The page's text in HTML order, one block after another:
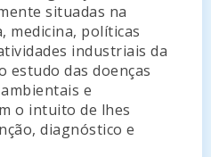
situadas na
medicina, políticas
industriais da
estudo das doenças
e
o intuito de lhes
diagnóstico e